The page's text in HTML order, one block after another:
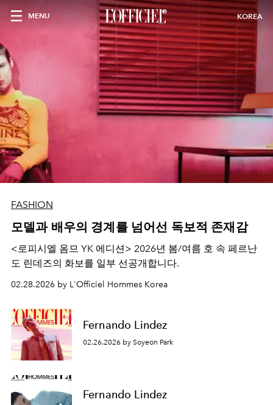
MENU KOREA
FASHION
모델과 배우의 경계를 넘어선 독보적 존재감
<로피시엘 옴므 YK 에디션> 2026년 봄/여름 호 속 페르난
도 린데즈의 화보를 일부 선공개합니다.
02.28.2026 by L'Officiel Hommes Korea
Fernando Lindez
02.26.2026 by Soyeon Park
Fernando Lindez